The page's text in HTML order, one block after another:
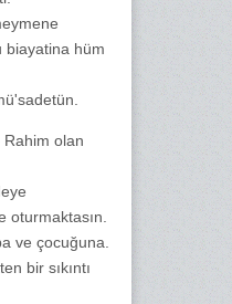
biayatina hüm
olan
oturmaktasın.
ve çocuğuna.
bir sıkıntı